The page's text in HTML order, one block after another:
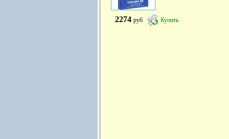
2274 руб Купить